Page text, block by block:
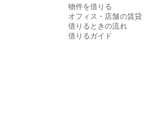
物件を借りる
オフィス・店舗の賃貸
借りるときの流れ
借りるガイド